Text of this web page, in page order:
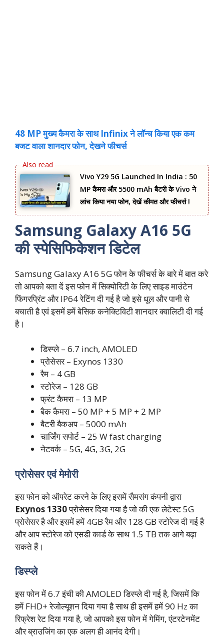
48 MP मुख्य कैमरा के साथ Infinix ने लॉन्च किया एक कम
बजट वाला शानदार फोन, देखने फीचर्स
Vivo Y29 5G Launched In India : 50
MP कैमरा और 5500 mAh बैटरी के Vivo ने
लांच किया नया फोन, देखें कीमत और फीचर्स !
Samsung Galaxy A16 5G
की स्पेसिफिकेशन डिटेल
Samsung Galaxy A16 5G फोन के फीचर्स के बारे में बात करे
तो आपको बता दें इस फोन में सिक्योरिटी के लिए साइड माउंटेन
फिंगरप्रिंट और IP64 रेटिंग दी गई है जो इसे धूल और पानी से
बचाती है एवं इसमें हमें बेसिक कनेक्टिविटी शानदार क्वालिटी दी गई
है।
डिस्प्ले – 6.7 inch, AMOLED
प्रोसेसर – Exynos 1330
रैम – 4 GB
स्टोरेज – 128 GB
फ्रंट कैमरा – 13 MP
बैक कैमरा – 50 MP + 5 MP + 2 MP
बैटरी बैकअप – 5000 mAh
चार्जिंग सपोर्ट – 25 W fast charging
नेटवर्क – 5G, 4G, 3G, 2G
प्रोसेसर एवं मेमोरी
इस फोन को ऑपरेट करने के लिए इसमें सैमसंग कंपनी द्वारा
Exynos 1330प्रोसेसर दिया गया है जो की एक लेटेस्ट 5G
प्रोसेसर है और इसमें हमें 4GB रैम और 128 GB स्टोरेज दी गई है
और आप स्टोरेज को एसडी कार्ड के साथ 1.5 TB तक आगे बढ़ा
सकते हैं।
डिस्प्ले
इस फोन में 6.7 इंची की AMOLED डिस्प्ले दी गई है, जिसमें कि
हमें FHD+ रेजोल्यूशन दिया गया है साथ ही इसमें हमें 90 Hz का
रिफ्रेश रेट दिया गया है, जो आपको इस फोन में गेमिंग, एंटरटेनमेंट
और ब्राउजिंग का एक अलग ही आनंद देगी।